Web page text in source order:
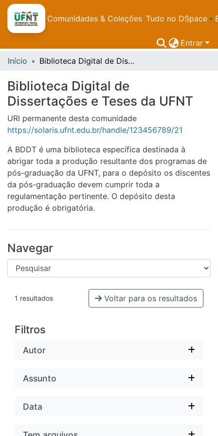
Comunidades & Coleções Tudo no DSpace
Entrar
Início
Biblioteca Digital de Dissertações e Teses da UFNT
Biblioteca Digital de
Dissertações e Teses da UFNT
URI permanente desta comunidade
https://solaris.ufnt.edu.br/handle/123456789/21
A BDDT é uma biblioteca específica destinada à
abrigar toda a produção resultante dos programas de
pós-graduação da UFNT, para o depósito os discentes
da pós-graduação devem cumprir toda a
regulamentação pertinente. O depósito desta
produção é obrigatória.
Navegar
1 resultados Voltar para os resultados
Filtros
Autor
Assunto
Data